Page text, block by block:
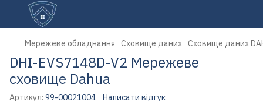
Мережеве обладнання Сховище даних Сховище даних
DHI-EVS7148D-V2 Мережеве
сховище Dahua
Артикул: 99-00021004 Написати відгук